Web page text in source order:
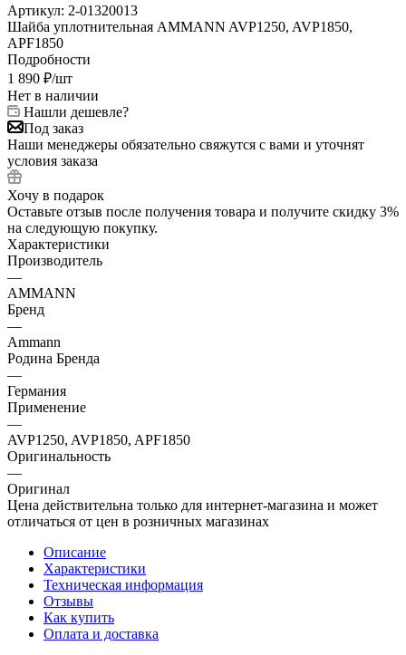
Артикул: 2-01320013
Шайба уплотнительная AMMANN AVP1250, AVP1850,
APF1850
Подробности
1 890 ₽/шт
Нет в наличии
Нашли дешевле?
Под заказ
Наши менеджеры обязательно свяжутся с вами и уточнят
условия заказа
Хочу в подарок
Оставьте отзыв после получения товара и получите скидку 3%
на следующую покупку.
Характеристики
Производитель
—
AMMANN
Бренд
—
Ammann
Родина Бренда
—
Германия
Применение
—
AVP1250, AVP1850, APF1850
Оригинальность
—
Оригинал
Цена действительна только для интернет-магазина и может
отличаться от цен в розничных магазинах
Описание
Характеристики
Техническая информация
Отзывы
Как купить
Оплата и доставка